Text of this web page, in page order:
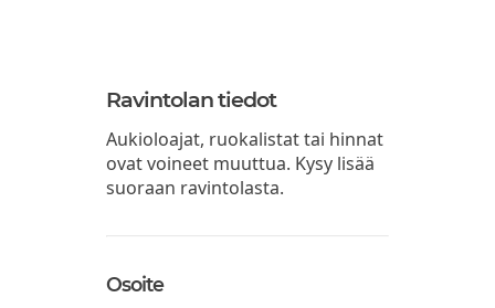
Ravintolan tiedot
Aukioloajat, ruokalistat tai hinnat
ovat voineet muuttua. Kysy lisää
suoraan ravintolasta.
Osoite